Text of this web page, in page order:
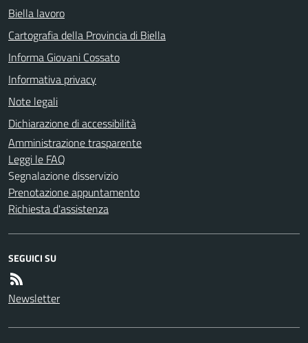
Biella lavoro
Cartografia della Provincia di Biella
Informa Giovani Cossato
Informativa privacy
Note legali
Dichiarazione di accessibilità
Amministrazione trasparente
Leggi le FAQ
Segnalazione disservizio
Prenotazione appuntamento
Richiesta d'assistenza
SEGUICI SU
Newsletter